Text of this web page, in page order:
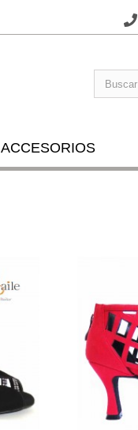
ACCESORIOS